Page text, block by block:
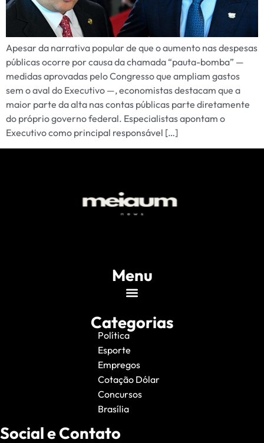
Apesar da narrativa popular de que o aumento nas despesas
públicas ocorre por causa da chamada “pauta-bomba” —
medidas aprovadas pelo Congresso que ampliam gastos
sem o aval do Executivo —, economistas destacam que a
maior parte da alta nas contas públicas parte diretamente
do próprio governo federal. Especialistas apontam o
Executivo como principal responsável […]
Menu
Categorias
Política
Esporte
Empregos
Cotação Dólar
Concursos
Brasília
Social e Contato